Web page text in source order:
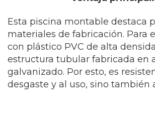
Esta piscina montable destaca
materiales de fabricación. Para
con plástico PVC de alta
estructura tubular fabricada en
galvanizado. Por esto, es
desgaste y al uso, sino también